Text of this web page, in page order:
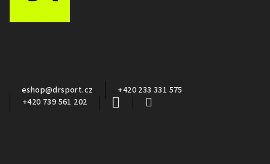
eshop@drsport.cz
+420 233 331 575
+420 739 561 202